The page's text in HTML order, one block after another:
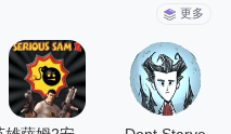
更多